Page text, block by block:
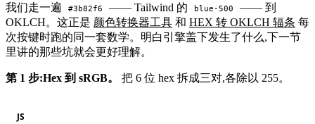
我们走一遍 #3b82f6 —— Tailwind 的 blue-500
—— 到
OKLCH。这正是 颜色转换器工具 和 HEX 转 OKLCH 辐条 每
次按键时跑的同一套数学。明白引擎盖下发生了什么,下一节
里讲的那些坑就会更好理解。
第 1 步:Hex 到 sRGB。 把 6 位 hex 拆成三对,各除以 255。
JS